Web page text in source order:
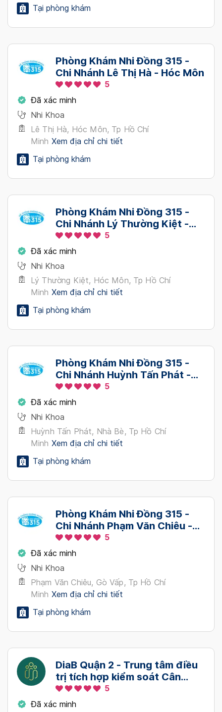
Tại phòng khám
Phòng Khám Nhi Đồng 315 -
Chi Nhánh Lê Thị Hà - Hóc Môn
5
Đã xác minh
Nhi Khoa
Lê Thị Hà, Hóc Môn, Tp Hồ Chí
Minh Xem địa chỉ chi tiết
Tại phòng khám
Phòng Khám Nhi Đồng 315 -
Chi Nhánh Lý Thường Kiệt -
Hóc Môn
5
Đã xác minh
Nhi Khoa
Lý Thường Kiệt, Hóc Môn, Tp Hồ Chí
Minh Xem địa chỉ chi tiết
Tại phòng khám
Phòng Khám Nhi Đồng 315 -
Chi Nhánh Huỳnh Tấn Phát -
Nhà Bè
5
Đã xác minh
Nhi Khoa
Huỳnh Tấn Phát, Nhà Bè, Tp Hồ Chí
Minh Xem địa chỉ chi tiết
Tại phòng khám
Phòng Khám Nhi Đồng 315 -
Chi Nhánh Phạm Văn Chiêu -
Quận Gò Vấp
5
Đã xác minh
Nhi Khoa
Phạm Văn Chiêu, Gò Vấp, Tp Hồ Chí
Minh Xem địa chỉ chi tiết
Tại phòng khám
DiaB Quận 2 - Trung tâm điều
trị tích hợp kiểm soát Cân
nặng - Bệnh mãn tính
5
Đã xác minh